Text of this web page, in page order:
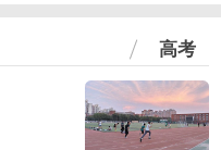
高考